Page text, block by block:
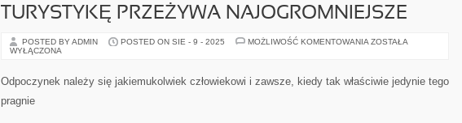
TURYSTYKĘ PRZEŻYWA NAJOGROMNIEJSZE
POSTED BY ADMIN POSTED ON SIE - 9 - 2025 MOŻLIWOŚĆ KOMENTOWANIA WCZASY
KTÓRYM
WIĘKSZOŚĆ
ZOSTAŁA
WYŁĄCZONA
Odpoczynek należy się jakiemukolwiek człowiekowi i zawsze, kiedy tak właściwie jedynie tego
pragnie